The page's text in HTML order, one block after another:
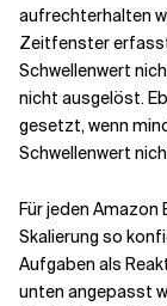
aufrechterhalten
Zeitfenster
Schwellenwert
nicht ausgelöst.
gesetzt, wenn
Schwellenwert
Für jeden
Skalierung so
Aufgaben als
unten angepasst